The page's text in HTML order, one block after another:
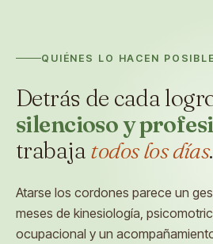
QUIÉNES LO HACEN POSIBLE
Detrás de cada
silencioso y
trabaja todos los días.
Atarse los cordones parece un
meses de kinesiología,
ocupacional y un